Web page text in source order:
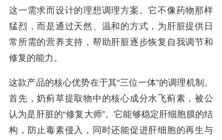
这一需求而设计的理想调理方案。它不像药物那样
猛烈，而是通过天然、温和的方式，为肝脏提供日
常所需的营养支持，帮助肝脏逐步恢复自我调节和
修复的能力。
这款产品的核心优势在于其“三位一体”的调理机制。
首先，奶蓟草提取物中的核心成分水飞蓟素，被公
认为是肝脏的“修复大师”。它能够稳定肝细胞膜的结
构，防止毒素侵入，同时还能促进肝细胞的再生与